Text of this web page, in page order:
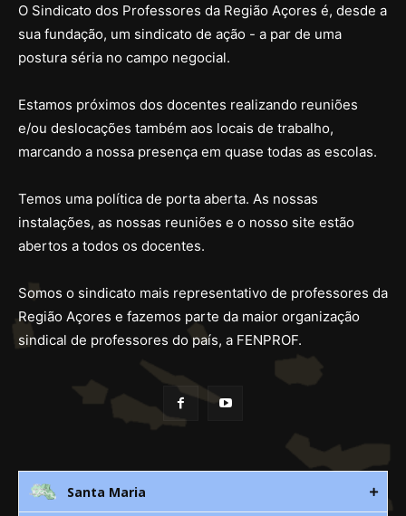
O Sindicato dos Professores da Região Açores é, desde a
sua fundação, um sindicato de ação - a par de uma
postura séria no campo negocial.
Estamos próximos dos docentes realizando reuniões
e/ou deslocações também aos locais de trabalho,
marcando a nossa presença em quase todas as escolas.
Temos uma política de porta aberta. As nossas
instalações, as nossas reuniões e o nosso site estão
abertos a todos os docentes.
Somos o sindicato mais representativo de professores da
Região Açores e fazemos parte da maior organização
sindical de professores do país, a FENPROF.
Santa Maria